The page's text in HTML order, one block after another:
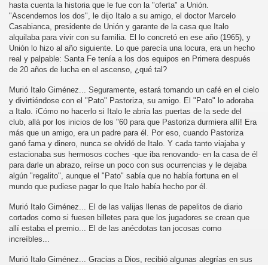
hasta cuenta la historia que le fue con la "oferta" a Unión.
"Ascendemos los dos", le dijo Italo a su amigo, el doctor Marcelo
Casabianca, presidente de Unión y garante de la casa que Italo
alquilaba para vivir con su familia. El lo concretó en ese año (1965), y
Unión lo hizo al año siguiente. Lo que parecía una locura, era un hecho
real y palpable: Santa Fe tenía a los dos equipos en Primera después
de 20 años de lucha en el ascenso, ¿qué tal?
Murió Italo Giménez... Seguramente, estará tomando un café en el cielo
y divirtiéndose con el "Pato" Pastoriza, su amigo. El "Pato" lo adoraba
a Italo. íCómo no hacerlo si Italo le abría las puertas de la sede del
club, allá por los inicios de los "60 para que Pastoriza durmiera allí! Era
más que un amigo, era un padre para él. Por eso, cuando Pastoriza
ganó fama y dinero, nunca se olvidó de Italo. Y cada tanto viajaba y
estacionaba sus hermosos coches -que iba renovando- en la casa de él
para darle un abrazo, reírse un poco con sus ocurrencias y le dejaba
algún "regalito", aunque el "Pato" sabía que no había fortuna en el
mundo que pudiese pagar lo que Italo había hecho por él.
Murió Italo Giménez... El de las valijas llenas de papelitos de diario
cortados como si fuesen billetes para que los jugadores se crean que
allí estaba el premio... El de las anécdotas tan jocosas como
increíbles...
Murió Italo Giménez... Gracias a Dios, recibió algunas alegrías en sus